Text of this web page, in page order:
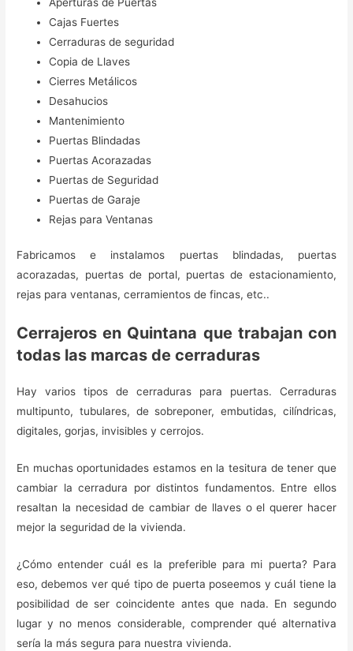
Cajas Fuertes
Cerraduras de seguridad
Copia de Llaves
Cierres Metálicos
Desahucios
Mantenimiento
Puertas Blindadas
Puertas Acorazadas
Puertas de Seguridad
Puertas de Garaje
Rejas para Ventanas
Fabricamos e instalamos puertas blindadas, puertas
acorazadas, puertas de portal, puertas de estacionamiento,
rejas para ventanas, cerramientos de fincas, etc..
Cerrajeros en Quintana que trabajan con
todas las marcas de cerraduras
Hay varios tipos de cerraduras para puertas. Cerraduras
multipunto, tubulares, de sobreponer, embutidas, cilíndricas,
digitales, gorjas, invisibles y cerrojos.
En muchas oportunidades estamos en la tesitura de tener que
cambiar la cerradura por distintos fundamentos. Entre ellos
resaltan la necesidad de cambiar de llaves o el querer hacer
mejor la seguridad de la vivienda.
¿Cómo entender cuál es la preferible para mi puerta? Para
eso, debemos ver qué tipo de puerta poseemos y cuál tiene la
posibilidad de ser coincidente antes que nada. En segundo
lugar y no menos considerable, comprender qué alternativa
sería la más segura para nuestra vivienda.